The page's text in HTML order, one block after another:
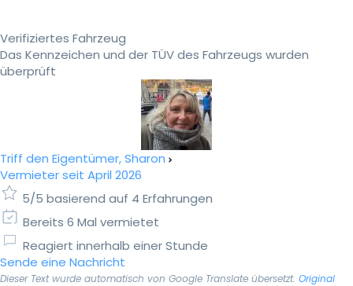
Verifiziertes Fahrzeug
Das Kennzeichen und der TÜV des Fahrzeugs wurden
überprüft
Triff den Eigentümer, Sharon
Vermieter seit April 2026
5/5 basierend auf 4 Erfahrungen
Bereits 6 Mal vermietet
Reagiert innerhalb einer Stunde
Sende eine Nachricht
Dieser Text wurde automatisch von Google Translate übersetzt. Original